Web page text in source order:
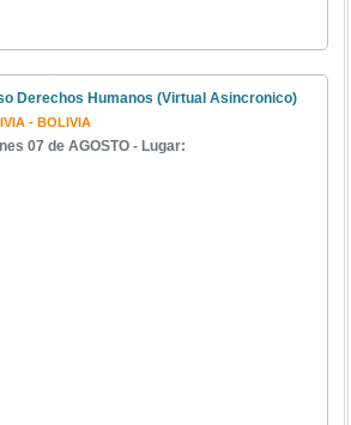
Derechos Humanos (Virtual Asincronico)
- BOLIVIA
07 de AGOSTO - Lugar: